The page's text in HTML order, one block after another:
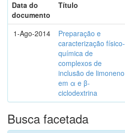
Data do
documento
Título
1-Ago-2014
Preparação e
caracterização físico-
química de
complexos de
inclusão de limoneno
em α e β-
ciclodextrina
Busca facetada